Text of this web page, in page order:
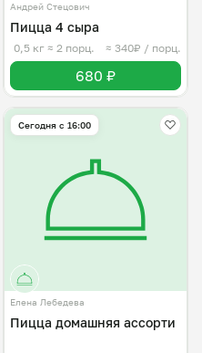
Андрей Стецович
Пицца 4 сыра
0,5 кг ≈ 2 порц. ≈ 340₽ / порц.
680 ₽
Сегодня с 16:00
Елена Лебедева
Пицца домашняя ассорти